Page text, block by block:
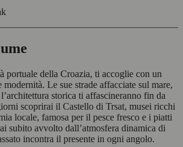
portuale della Croazia, ti accoglie con un
Le sue strade affacciate sul mare,
storica ti affascineranno fin da
scoprirai il Castello di Trsat, musei ricchi
locale, famosa per il pesce fresco e i piatti
subito avvolto dall’atmosfera dinamica di
incontra il presente in ogni angolo.